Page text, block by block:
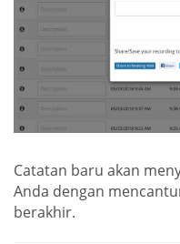
Catatan baru akan
Anda dengan
berakhir.